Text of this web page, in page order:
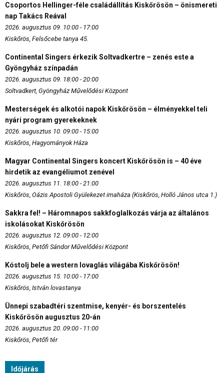
Csoportos Hellinger-féle családállítás Kiskőrösön – önismereti
nap Takács Reával
2026. augusztus 09. 10:00 - 17:00
Kiskőrös, Felsőcebe tanya 45.
Continental Singers érkezik Soltvadkertre – zenés este a
Gyöngyház színpadán
2026. augusztus 09. 18:00 - 20:00
Soltvadkert, Gyöngyház Művelődési Központ
Mesterségek és alkotói napok Kiskőrösön – élményekkel teli
nyári program gyerekeknek
2026. augusztus 10. 09:00 - 15:00
Kiskőrös, Hagyományok Háza
Magyar Continental Singers koncert Kiskőrösön is – 40 éve
hirdetik az evangéliumot zenével
2026. augusztus 11. 18:00 - 21:00
Kiskőrös, Oázis Apostoli Gyülekezet imaháza (Kiskőrös, Holló János utca 1.)
Sakkra fel! – Háromnapos sakkfoglalkozás várja az általános
iskolásokat Kiskőrösön
2026. augusztus 12. 09:00 - 12:00
Kiskőrös, Petőfi Sándor Művelődési Központ
Kóstolj bele a western lovaglás világába Kiskőrösön!
2026. augusztus 15. 10:00 - 17:00
Kiskőrös, István lovastanya
Ünnepi szabadtéri szentmise, kenyér- és borszentelés
Kiskőrösön augusztus 20-án
2026. augusztus 20. 09:00 - 11:00
Kiskőrös, Petőfi tér
Időjárás